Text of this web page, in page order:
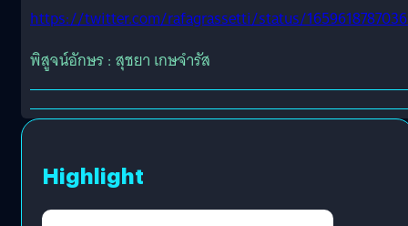
https://twitter.com/rafagrassetti/status/
พิสูจน์อักษร : สุชยา เกษจำรัส
Highlight